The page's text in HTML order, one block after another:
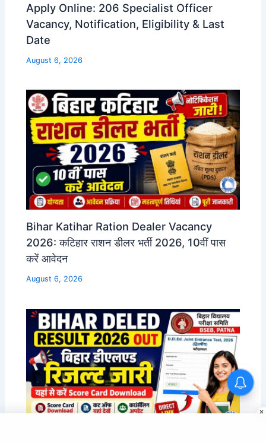
Apply Online: 206 Specialist Officer
Vacancy, Notification, Eligibility & Last
Date
August 6, 2026
Bihar Katihar Ration Dealer Vacancy
2026: कटिहार राशन डीलर भर्ती 2026, 10वीं पास
करें आवेदन
August 6, 2026